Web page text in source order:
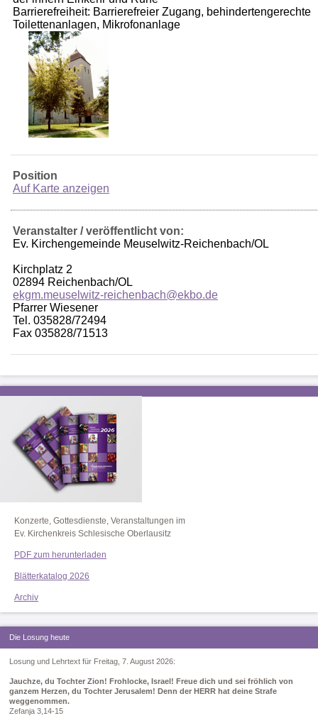
Barrierefreiheit: Barrierefreier Zugang, behindertengerechte
Toilettenanlagen, Mikrofonanlage
Position
Auf Karte anzeigen
Veranstalter / veröffentlicht von:
Ev. Kirchengemeinde Meuselwitz-Reichenbach/OL
Kirchplatz 2
02894 Reichenbach/OL
ekgm.meuselwitz-reichenbach@ekbo.de
Pfarrer Wiesener
Tel. 035828/72494
Fax 035828/71513
Konzerte, Gottesdienste, Veranstaltungen im
Ev. Kirchenkreis Schlesische Oberlausitz
PDF zum herunterladen
Blätterkatalog 2026
Archiv
Die Losung heute
Losung und Lehrtext für Freitag, 7. August 2026:
Jauchze, du Tochter Zion! Frohlocke, Israel! Freue dich und sei fröhlich von
ganzem Herzen, du Tochter Jerusalem! Denn der HERR hat deine Strafe
weggenommen.
Zefanja 3,14-15